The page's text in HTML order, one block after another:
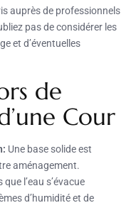
auprès de professionnels
pas de considérer les
et d’éventuelles
de
Cour
Une base solide est
aménagement.
l’eau s’évacue
d’humidité et de